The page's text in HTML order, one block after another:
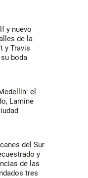
y nuevo
de la
y Travis
boda
el
Lamine
del Sur
y
de las
tres